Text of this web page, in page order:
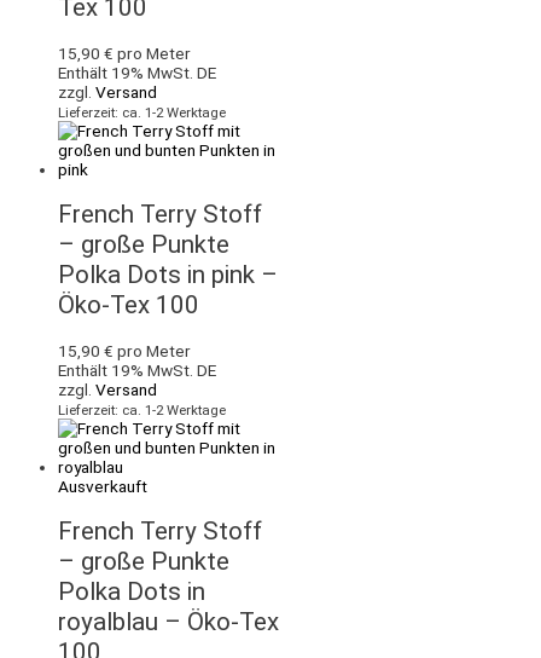
Tex 100
15,90 € pro Meter
Enthält 19% MwSt. DE
zzgl. Versand
Lieferzeit: ca. 1-2 Werktage
French Terry Stoff
– große Punkte
Polka Dots in pink –
Öko-Tex 100
15,90 € pro Meter
Enthält 19% MwSt. DE
zzgl. Versand
Lieferzeit: ca. 1-2 Werktage
Ausverkauft
French Terry Stoff
– große Punkte
Polka Dots in
royalblau – Öko-Tex
100